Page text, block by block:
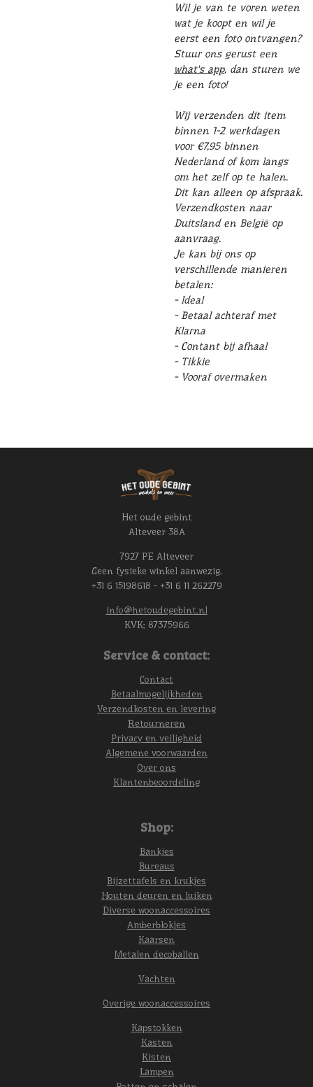
Wil je van te voren weten
wat je koopt en wil je
eerst een foto ontvangen?
Stuur ons gerust een
what's app, dan sturen we
je een foto!
Wij verzenden dit item
binnen 1-2 werkdagen
voor €7,95 binnen
Nederland of kom langs
om het zelf op te halen.
Dit kan alleen op afspraak.
Verzendkosten naar
Duitsland en België op
aanvraag.
Je kan bij ons op
verschillende manieren
betalen:
- Ideal
- Betaal achteraf met
Klarna
- Contant bij afhaal
- Tikkie
- Vooraf overmaken
Het oude gebint
Alteveer 38A
7927 PE Alteveer
Geen fysieke winkel aanwezig.
+31 6 15198618 - +31 6 11 262279
info@hetoudegebint.nl
KVK: 87375966
Service & contact:
Contact
Betaalmogelijkheden
Verzendkosten en levering
Retourneren
Privacy en veiligheid
Algemene voorwaarden
Over ons
Klantenbeoordeling
Shop:
Bankjes
Bureaus
Bijzettafels en krukjes
Houten deuren en luiken
Diverse woonaccessoires
Amberblokjes
Kaarsen
Metalen decoballen
Vachten
Overige woonaccessoires
Kapstokken
Kasten
Kisten
Lampen